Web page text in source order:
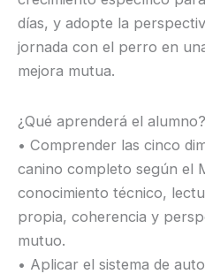
días, y adopte la
jornada con el perro en
mejora mutua.
¿Qué aprenderá el alumno?
• Comprender las cinco
canino completo según el
conocimiento técnico,
propia, coherencia y
mutuo.
• Aplicar el sistema de